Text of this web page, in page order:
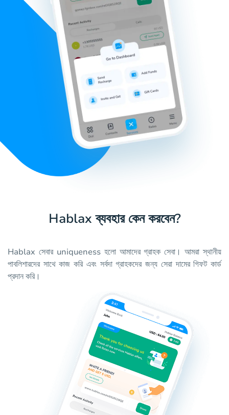
Hablax ব্যবহার কেন করবেন?
Hablax সেবার uniqueness হলো আমাদের গ্রাহক সেবা। আমরা স্থানীয়
পাবলিশারদের সাথে কাজ করি এবং সর্বদা গ্রাহকদের জন্য সেরা দামের গিফট কার্ড
প্রদান করি।